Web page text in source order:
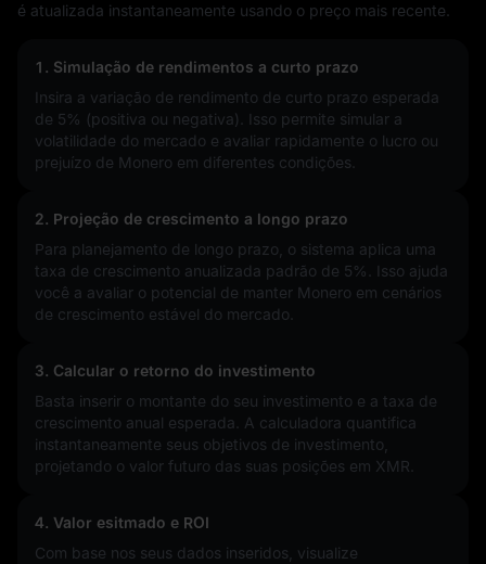
é atualizada instantaneamente usando o preço mais recente.
1. Simulação de rendimentos a curto prazo
Insira a variação de rendimento de curto prazo esperada
de 5% (positiva ou negativa). Isso permite simular a
volatilidade do mercado e avaliar rapidamente o lucro ou
prejuízo de Monero em diferentes condições.
2. Projeção de crescimento a longo prazo
Para planejamento de longo prazo, o sistema aplica uma
taxa de crescimento anualizada padrão de 5%. Isso ajuda
você a avaliar o potencial de manter Monero em cenários
de crescimento estável do mercado.
3. Calcular o retorno do investimento
Basta inserir o montante do seu investimento e a taxa de
crescimento anual esperada. A calculadora quantifica
instantaneamente seus objetivos de investimento,
projetando o valor futuro das suas posições em XMR.
4. Valor esitmado e ROI
Com base nos seus dados inseridos, visualize